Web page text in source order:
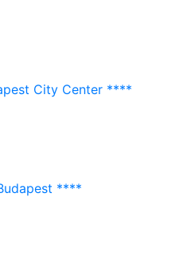
City Center ****
****